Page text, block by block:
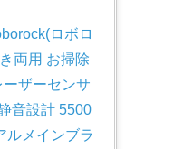
ロボロ
両用 お掃除
ーザーセンサ
音設計 5500
ルメインブラ